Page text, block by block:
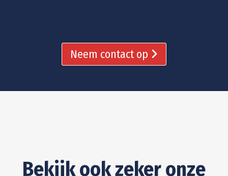
Neem contact op
Bekijk ook zeker onze